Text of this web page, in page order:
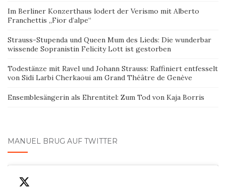
Im Berliner Konzerthaus lodert der Verismo mit Alberto
Franchettis „Fior d’alpe“
Strauss-Stupenda und Queen Mum des Lieds: Die wunderbar
wissende Sopranistin Felicity Lott ist gestorben
Todestänze mit Ravel und Johann Strauss: Raffiniert entfesselt
von Sidi Larbi Cherkaoui am Grand Théâtre de Genève
Ensemblesängerin als Ehrentitel: Zum Tod von Kaja Borris
MANUEL BRUG AUF TWITTER